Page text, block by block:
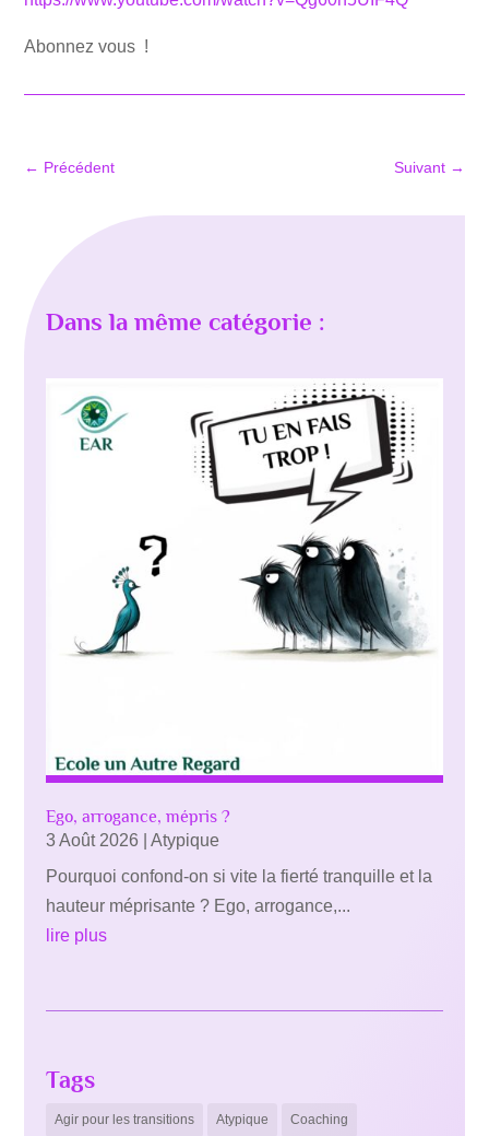
Abonnez vous !
← Précédent Suivant→
Dans la même catégorie :
Ego, arrogance, mépris ?
3 Août 2026 |Atypique
Pourquoi confond-on si vite la fierté tranquille et la
hauteur méprisante ? Ego, arrogance,...
lire plus
Tags
Agir pour les transitions Atypique Coaching